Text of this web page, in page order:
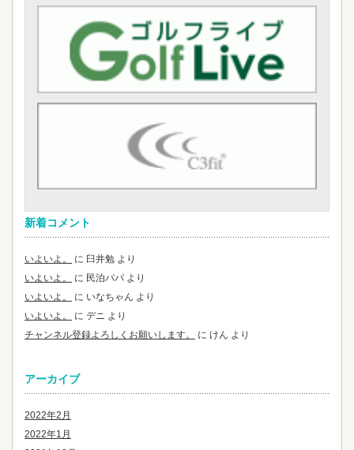
新着コメント
いよいよ。 に 臼井勉 より
いよいよ。
に 民泊パパ より
いよいよ。
に いなちゃん より
いよいよ。
に デニ より
チャンネル登録よろしくお願いします。
に けん より
アーカイブ
2022年2月
2022年1月